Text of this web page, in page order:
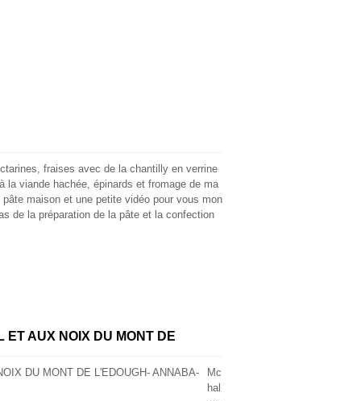
fraises avec de la chantilly en verrine
la viande hachée, épinards et fromage de ma
pâte maison et une petite vidéo pour vous mon
de la préparation de la pâte et la confection
AUX NOIX DU MONT DE
Mc
hal